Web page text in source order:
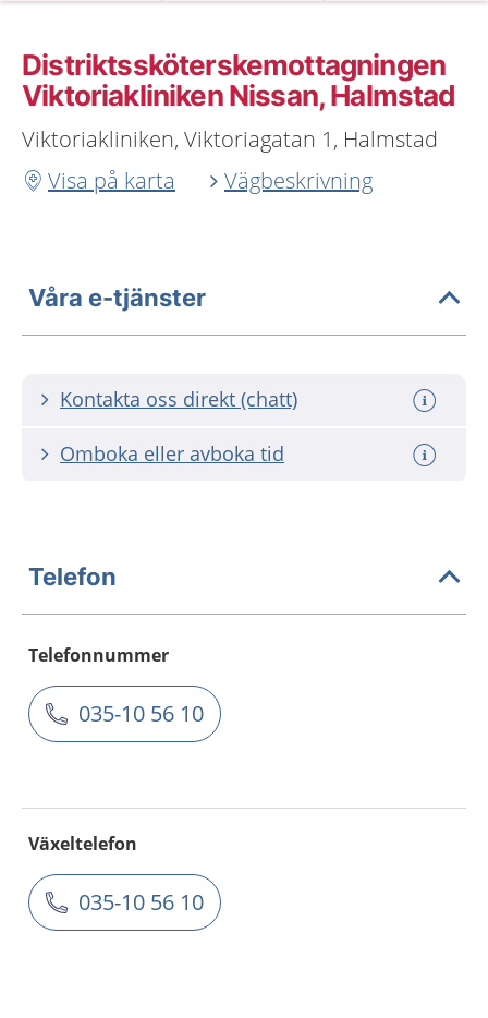
Distriktssköterskemottagningen
Viktoriakliniken Nissan, Halmstad
Viktoriakliniken, Viktoriagatan 1, Halmstad
Visa på karta
Vägbeskrivning
Våra e-tjänster
Kontakta oss direkt (chatt)
Omboka eller avboka tid
Telefon
Telefonnummer
035-10 56 10
Växeltelefon
035-10 56 10